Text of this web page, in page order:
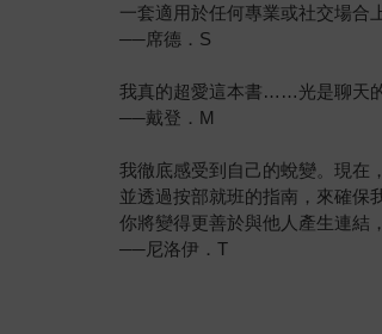
一套適用於任何專業或社交場合
──席德．S
我真的超愛這本書……光是聊天
──戴登．M
我徹底感受到自己的蛻變。現在
並透過按部就班的指南，來確保
你將變得更善於與他人產生連結
──尼洛伊．T